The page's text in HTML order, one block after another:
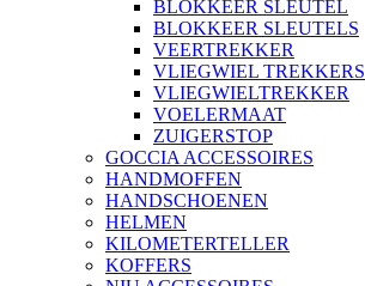
BLOKKEER SLEUTEL
BLOKKEER SLEUTELS
VEERTREKKER
VLIEGWIEL TREKKERS
VLIEGWIELTREKKER
VOELERMAAT
ZUIGERSTOP
GOCCIA ACCESSOIRES
HANDMOFFEN
HANDSCHOENEN
HELMEN
KILOMETERTELLER
KOFFERS